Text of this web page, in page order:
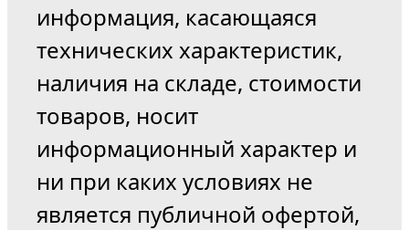
информация, касающаяся
технических характеристик,
наличия на складе, стоимости
товаров, носит
информационный характер и
ни при каких условиях не
является публичной офертой,